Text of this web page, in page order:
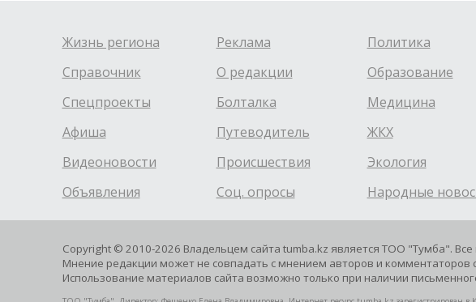
Жизнь региона
Справочник
Спецпроекты
Афиша
Видеоновости
Объявления
Реклама
О редакции
Болталка
Путеводитель
Происшествия
Соц. опросы
Политика
Образование
Медицина
ЖКХ
Экология
Народные
Copyright © 2010-2026 Владельцем сайта tumba.kz является ТОО "Тумба".
Мнение редакции может не совпадать с мнением авторов и комментаторов
Использование материалов сайта возможно только при наличии